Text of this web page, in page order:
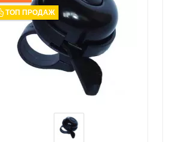
ТОП ПРОДАЖ